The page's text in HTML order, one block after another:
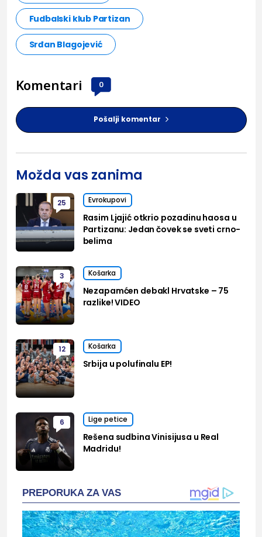
Fudbalski klub Partizan
Srđan Blagojević
Komentari 0
Pošalji komentar
Možda vas zanima
25 Evrokupovi
Rasim Ljajić otkrio pozadinu haosa u
Partizanu: Jedan čovek se sveti crno-
belima
3 Košarka
Nezapamćen debakl Hrvatske – 75
razlike! VIDEO
12 Košarka
Srbija u polufinalu EP!
6 Lige petice
Rešena sudbina Vinisijusa u Real
Madridu!
PREPORUKA ZA VAS